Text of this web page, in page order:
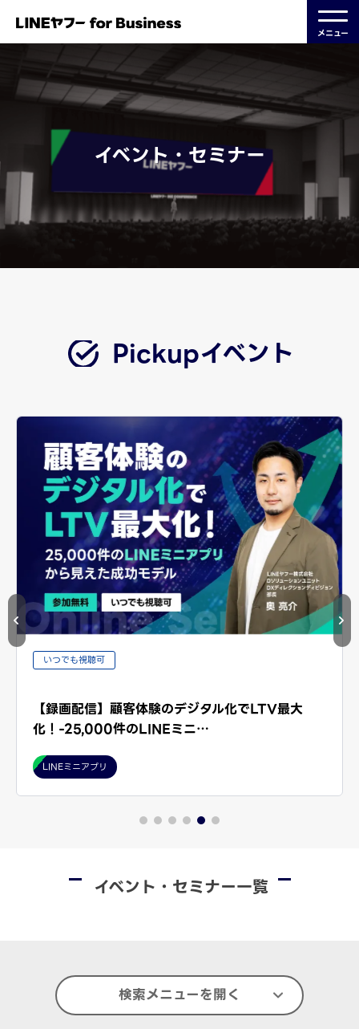
メニュー
イベント・セミナー
Pickupイベント
いつでも視聴可
【録画配信】顧客体験のデジタル化でLTV最大
化！-25,000件のLINEミニ…
LINEミニアプリ
イベント・セミナー一覧
検索メニューを開く